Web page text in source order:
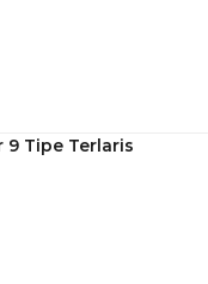
9 Tipe Terlaris